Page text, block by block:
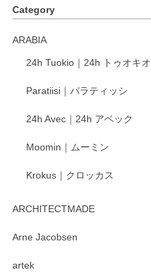
Category
ARABIA
24h Tuokio｜24h トゥオキオ
Paratiisi｜パラティッシ
24h Avec｜24h アベック
Moomin｜ムーミン
Krokus｜クロッカス
ARCHITECTMADE
Arne Jacobsen
artek